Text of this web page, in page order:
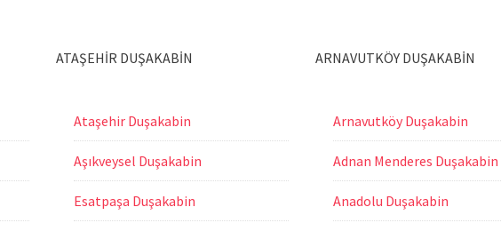
ATAŞEHİR DUŞAKABİN
Ataşehir Duşakabin
Aşıkveysel Duşakabin
Esatpaşa Duşakabin
ARNAVUTKÖY DUŞAKABİN
Arnavutköy Duşakabin
Adnan Menderes Duşakabin
Anadolu Duşakabin